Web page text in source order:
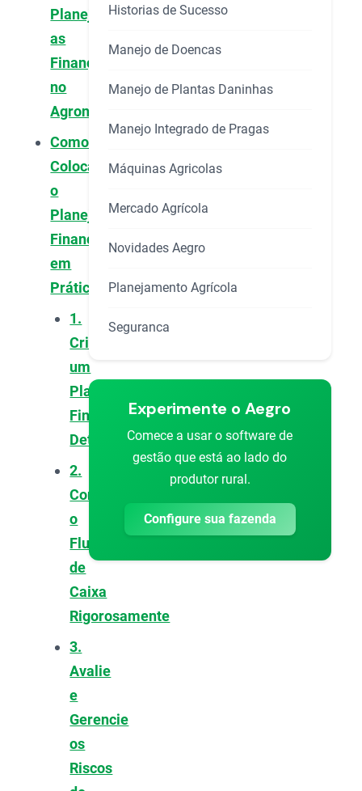
Planejar
as
Finanças
no
Agronegócio?
Como
Colocar
o
Planejamento
Financeiro
em
Prática?
1.
Crie
um
Planejamento
Financeiro
Detalhado
2.
Controle
o
Fluxo
de
Caixa
Rigorosamente
3.
Avalie
e
Gerencie
os
Riscos
Historias de Sucesso
Manejo de Doencas
Manejo de Plantas Daninhas
Manejo Integrado de Pragas
Máquinas Agricolas
Mercado Agrícola
Novidades Aegro
Planejamento Agrícola
Seguranca
Experimente o Aegro
Comece a usar o software de
gestão que está ao lado do
produtor rural.
Configure sua fazenda